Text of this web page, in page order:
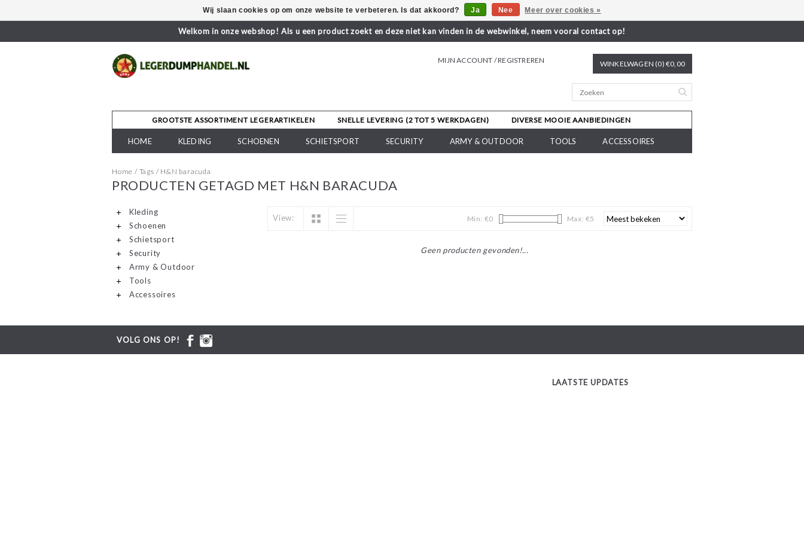
Welkom in onze webshop! Als u een product zoekt en deze niet kan vinden in de webwinkel, neem vooral contact op!
MIJN ACCOUNT / REGISTREREN WINKELWAGEN (0) €0,00
GROOTSTE ASSORTIMENT LEGERARTIKELEN SNELLE LEVERING (2 TOT 5 WERKDAGEN) DIVERSE MOOIE AANBIEDINGEN
HOME KLEDING SCHOENEN SCHIETSPORT SECURITY ARMY & OUTDOOR TOOLS ACCESSOIRES
Home / Tags / H&N baracuda
PRODUCTEN GETAGD MET H&N BARACUDA
Kleding
Schoenen
Schietsport
Security
Army & Outdoor
Tools
Accessoires
View: Min: €0 Max: €5
Geen producten gevonden!...
VOLG ONS OP!
LAATSTE UPDATES
Wij slaan cookies op om onze website te verbeteren. Is dat akkoord? Ja Nee Meer over cookies »